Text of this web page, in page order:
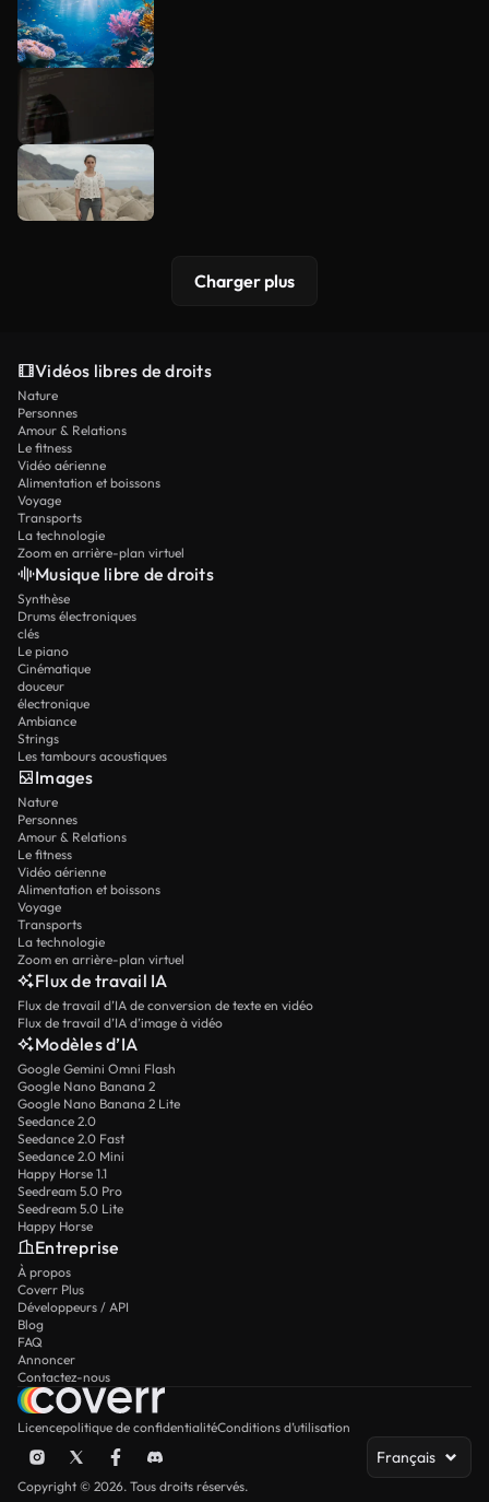
Charger plus
Vidéos libres de droits
Nature
Personnes
Amour & Relations
Le fitness
Vidéo aérienne
Alimentation et boissons
Voyage
Transports
La technologie
Zoom en arrière-plan virtuel
Musique libre de droits
Synthèse
Drums électroniques
clés
Le piano
Cinématique
douceur
électronique
Ambiance
Strings
Les tambours acoustiques
Images
Nature
Personnes
Amour & Relations
Le fitness
Vidéo aérienne
Alimentation et boissons
Voyage
Transports
La technologie
Zoom en arrière-plan virtuel
Flux de travail IA
Flux de travail d’IA de conversion de texte en vidéo
Flux de travail d’IA d’image à vidéo
Modèles d’IA
Google Gemini Omni Flash
Google Nano Banana 2
Google Nano Banana 2 Lite
Seedance 2.0
Seedance 2.0 Fast
Seedance 2.0 Mini
Happy Horse 1.1
Seedream 5.0 Pro
Seedream 5.0 Lite
Happy Horse
Entreprise
À propos
Coverr Plus
Développeurs / API
Blog
FAQ
Annoncer
Contactez-nous
Licencepolitique de confidentialitéConditions d’utilisation
Français
Copyright © 2026. Tous droits réservés.